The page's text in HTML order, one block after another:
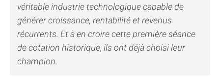
véritable industrie technologique capable de
générer croissance, rentabilité et revenus
récurrents. Et à en croire cette première séance
de cotation historique, ils ont déjà choisi leur
champion.